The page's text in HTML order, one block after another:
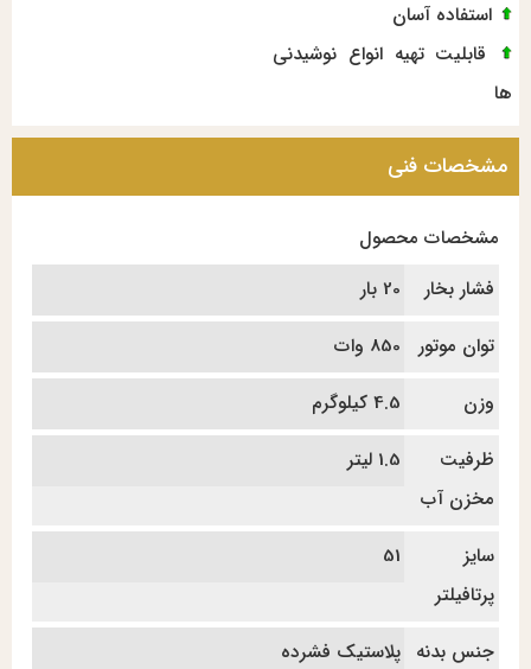
استفاده آسان
قابلیت تهیه انواع نوشیدنی
ها
مشخصات فنی
مشخصات محصول
فشار بخار
20 بار
توان موتور
850 وات
وزن
4.5 کیلوگرم
ظرفیت
مخزن آب
1.5 لیتر
سایز
پرتافیلتر
51
جنس بدنه پلاستیک فشرده